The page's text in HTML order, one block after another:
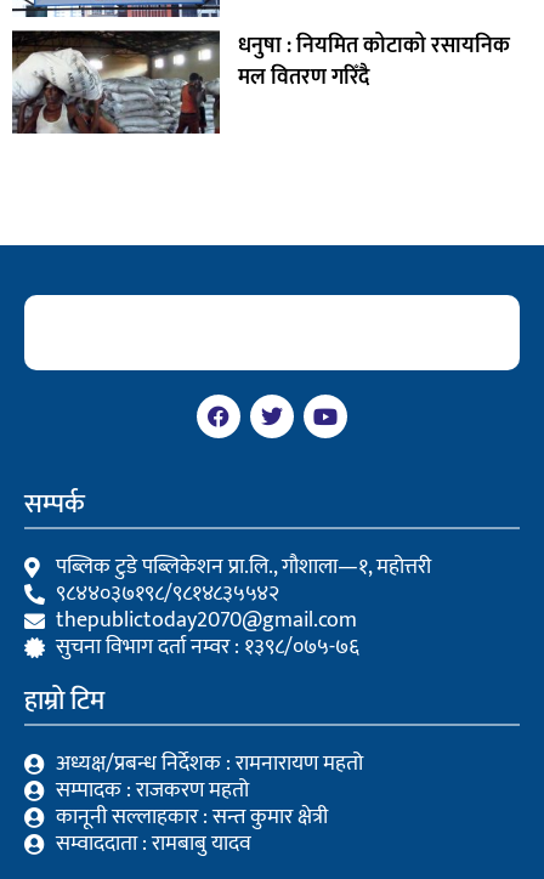
धनुषा : नियमित कोटाको रसायनिक
मल वितरण गरिँदै
F
a
c
o
k
T
w
i
r
Y
o
u
e
सम्पर्क
पब्लिक टुडे पब्लिकेशन प्रा.लि., गौशाला—१, महोत्तरी
९८४४०३७१९८/९८१४८३५५४२
thepublictoday2070@gmail.com
सुचना विभाग दर्ता नम्वर : १३९८/०७५-७६
हाम्रो टिम
अध्यक्ष/प्रबन्ध निर्देशक : रामनारायण महतो
सम्पादक : राजकरण महतो
कानूनी सल्लाहकार : सन्त कुमार क्षेत्री
सम्वाददाता : रामबाबु यादव